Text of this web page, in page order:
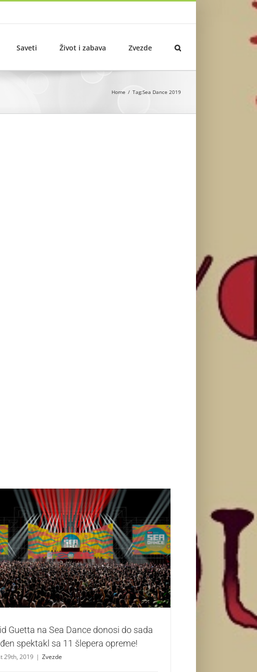
Saveti Život i zabava Zvezde
Home Tag:Sea Dance 2019
Guetta na Sea Dance donosi do sada neviđen
spektakl sa 11 šlepera opreme!
Zvezde
Guetta na Sea Dance donosi do sada
spektakl sa 11 šlepera opreme!
29th, 2019 | Zvezde